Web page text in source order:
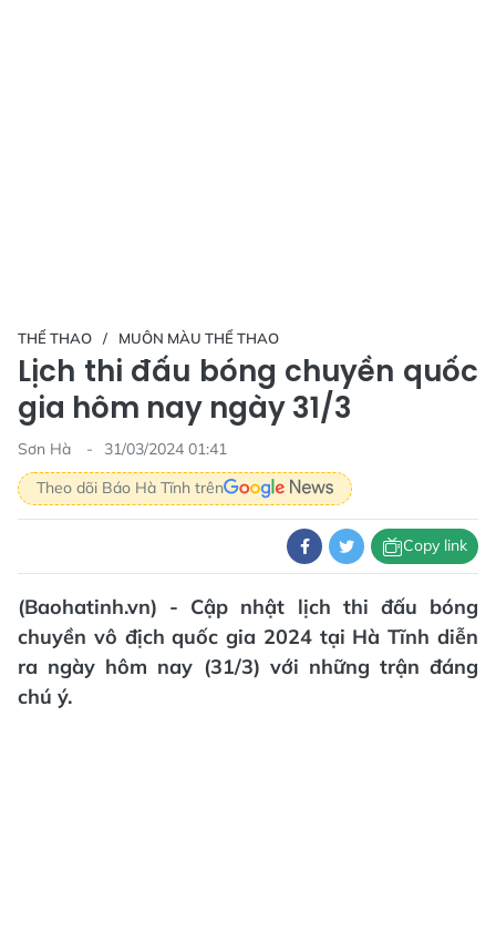
THỂ THAO MUÔN MÀU THỂ THAO
Lịch thi đấu bóng chuyền quốc
gia hôm nay ngày 31/3
Sơn Hà
31/03/2024 01:41
Theo dõi Báo Hà Tĩnh trên
Copy link
(Baohatinh.vn) - Cập nhật lịch thi đấu bóng
chuyền vô địch quốc gia 2024 tại Hà Tĩnh diễn
ra ngày hôm nay (31/3) với những trận đáng
chú ý.